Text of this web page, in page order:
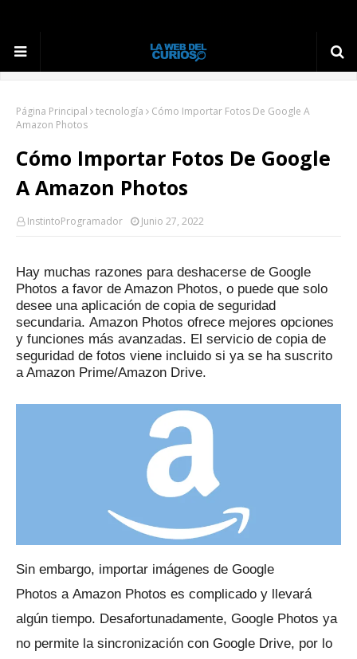
Página Principal tecnología
Cómo Importar Fotos De Google A
Amazon Photos
Cómo Importar Fotos De Google
A Amazon Photos
InstintoProgramador Junio 27, 2022
Hay muchas razones para deshacerse de Google
Photos a favor de Amazon Photos, o puede que solo
desee una aplicación de copia de seguridad
secundaria. Amazon Photos ofrece mejores opciones
y funciones más avanzadas. El servicio de copia de
seguridad de fotos viene incluido si ya se ha suscrito
a Amazon Prime/Amazon Drive.
Sin embargo, importar imágenes de Google
Photos a Amazon Photos es complicado y llevará
algún tiempo. Desafortunadamente, Google Photos ya
no permite la sincronización con Google Drive, por lo